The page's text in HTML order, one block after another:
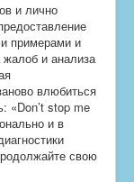
и лично
примерами и
жалоб и анализа
влюбиться
«Don’t stop me
и в
свою